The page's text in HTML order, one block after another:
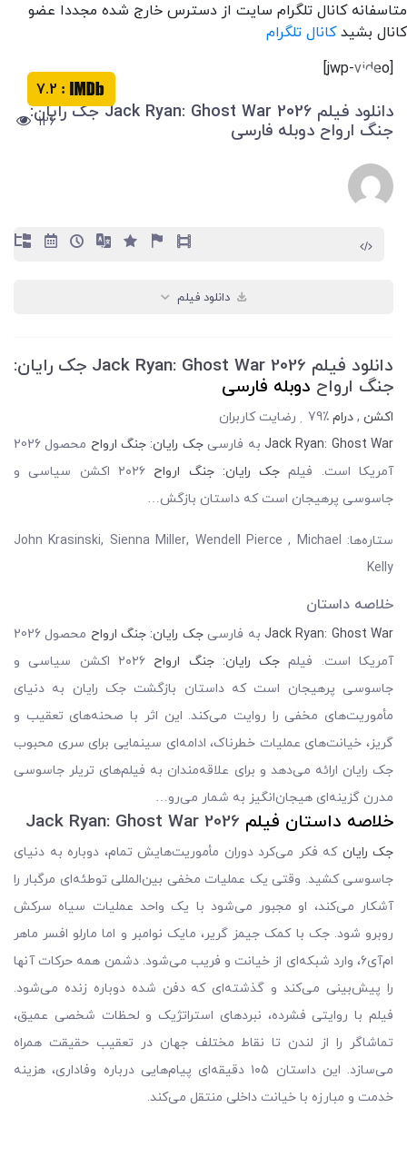
متاسفانه کانال تلگرام سایت از دسترس خارج شده مجددا عضو
کانال بشیدکانال تلگرام
:
7.2
[jwp-video]
دانلود فیلم Jack Ryan: Ghost War 2026 جک رایان:
جنگ ارواح دوبله فارسی
126
دانلود فیلم
دانلود فیلم Jack Ryan: Ghost War 2026 جک رایان:
جنگ ارواح دوبله فارسی
اکشن , درام 79٪ رضایت کاربران
Jack Ryan: Ghost War به فارسیجک رایان: جنگ ارواح
محصول 2026
آمریکا است. فیلمجک رایان: جنگ ارواح
۲۰۲۶ اکشن سیاسی و
جاسوسی پرهیجان است که داستان بازگش…
ستاره‌ها: John Krasinski, Sienna Miller, Wendell Pierce , Michael
Kelly
خلاصه داستان
Jack Ryan: Ghost War به فارسیجک رایان: جنگ ارواح
محصول 2026
آمریکا است. فیلم جک رایان: جنگ ارواح
۲۰۲۶ اکشن سیاسی و
جاسوسی پرهیجان است که داستان بازگشت جک رایان به دنیای
مأموریت‌های مخفی را روایت می‌کند. این اثر با صحنه‌های تعقیب و
گریز، خیانت‌های عملیات خطرناک، ادامه‌ای سینمایی برای سری محبوب
جک رایان ارائه می‌دهد و برای علاقه‌مندان به فیلم‌های تریلر جاسوسی
مدرن گزینه‌ای هیجان‌انگیز به شمار می‌رو…
خلاصه داستان فیلم Jack Ryan: Ghost War 2026
جک رایان که فکر می‌کرد دوران مأموریت‌هایش تمام، دوباره به دنیای
جاسوسی کشید. وقتی یک عملیات مخفی بین‌المللی توطئه‌ای مرگبار را
آشکار می‌کند، او مجبور می‌شود با یک واحد عملیات سیاه سرکش
روبرو شود. جک با کمک جیمز گریر، مایک نوامبر و اما مارلو افسر ماهر
ام‌آی۶، وارد شبکه‌ای از خیانت و فریب می‌شود. دشمن همه حرکات آنها
را پیش‌بینی می‌کند و گذشته‌ای که دفن شده دوباره زنده می‌شود.
فیلم با روایتی فشرده، نبردهای استراتژیک و لحظات شخصی عمیق،
تماشاگر را از لندن تا نقاط مختلف جهان در تعقیب حقیقت همراه
می‌سازد. این داستان ۱۰۵ دقیقه‌ای پیام‌هایی درباره وفاداری، هزینه
خدمت و مبارزه با خیانت داخلی منتقل می‌کند.